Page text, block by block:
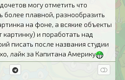
могу отметить что
плавной, разнообразить
на фоне, а всякие объекты
и поработать над
писать после названия студии
лайк за Капитана Америку